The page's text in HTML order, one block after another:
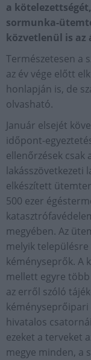
a
sormunka-
közvetlenül is az
Természetesen a
az év vége előtt
honlapján is, de
olvasható.
Január elsejét
időpont-
ellenőrzések csak
lakásszövetkezeti
elkészített
500 ezer
megyében. Az
melyik
kéményseprők. A
mellett egyre
az erről szóló
kéményseprőipari
hivatalos
ezeket a terveket
megye minden, a